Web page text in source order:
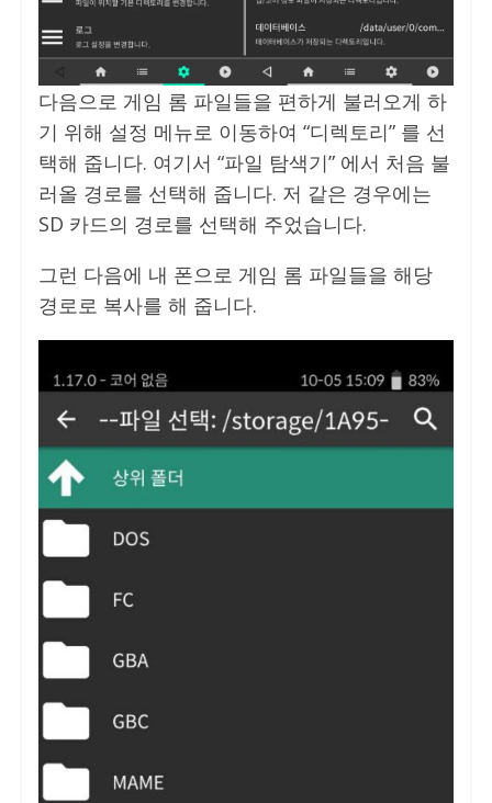
다음으로 게임 롬 파일들을 편하게 불러오게 하
기 위해 설정 메뉴로 이동하여 “디렉토리” 를 선
택해 줍니다. 여기서 “파일 탐색기” 에서 처음 불
러올 경로를 선택해 줍니다. 저 같은 경우에는
SD 카드의 경로를 선택해 주었습니다.
그런 다음에 내 폰으로 게임 롬 파일들을 해당
경로로 복사를 해 줍니다.